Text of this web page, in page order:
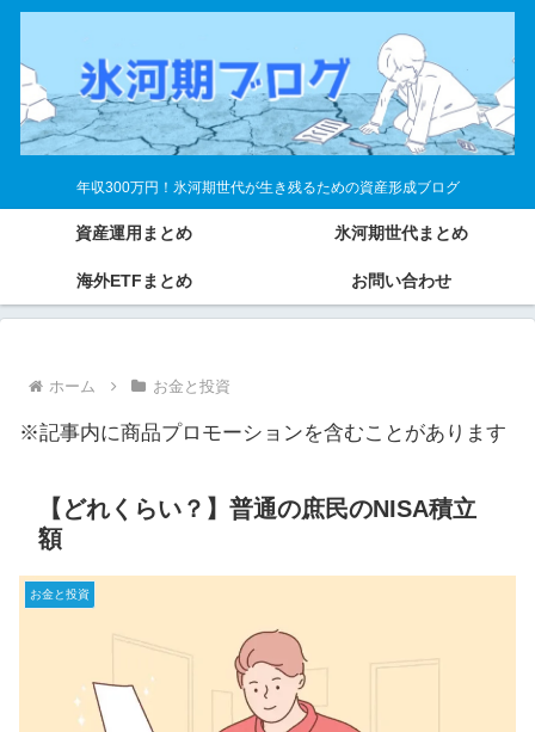
年収300万円！氷河期世代が生き残るための資産形成ブログ
資産運用まとめ 氷河期世代まとめ
海外ETFまとめ お問い合わせ
ホーム お金と投資
※記事内に商品プロモーションを含むことがあります
【どれくらい？】普通の庶民のNISA積立
額
お金と投資